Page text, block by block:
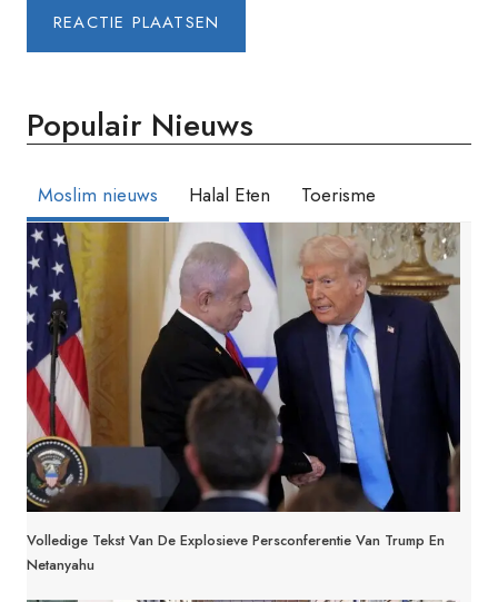
Populair Nieuws
Moslim nieuws Halal Eten Toerisme
Volledige Tekst Van De Explosieve Persconferentie Van Trump En
Netanyahu